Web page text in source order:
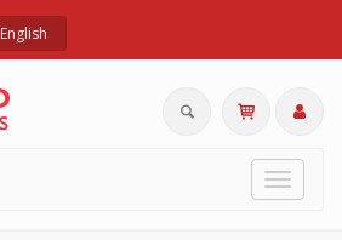
English
Toggle